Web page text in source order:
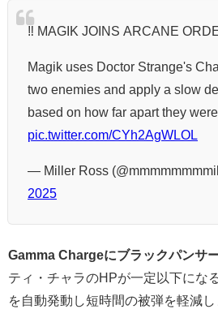
‼️ MAGIK JOINS ARCANE
Magik uses Doctor Strange's
two enemies and apply a slow
based on how far apart they
pic.twitter.com/CYh2AgWLOL
— Miller Ross
2025
Gamma Chargeにブラックパンサ
ティ・チャラのHPが一定以下になる
を自動発動し短時間の被弾を軽減し